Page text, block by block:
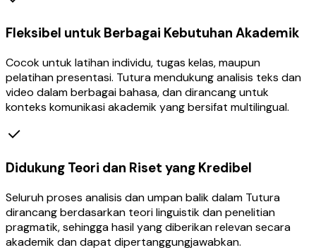
Fleksibel untuk Berbagai Kebutuhan Akademik
Cocok untuk latihan individu, tugas kelas, maupun
pelatihan presentasi. Tutura mendukung analisis teks dan
video dalam berbagai bahasa, dan dirancang untuk
konteks komunikasi akademik yang bersifat multilingual.
Didukung Teori dan Riset yang Kredibel
Seluruh proses analisis dan umpan balik dalam Tutura
dirancang berdasarkan teori linguistik dan penelitian
pragmatik, sehingga hasil yang diberikan relevan secara
akademik dan dapat dipertanggungjawabkan.